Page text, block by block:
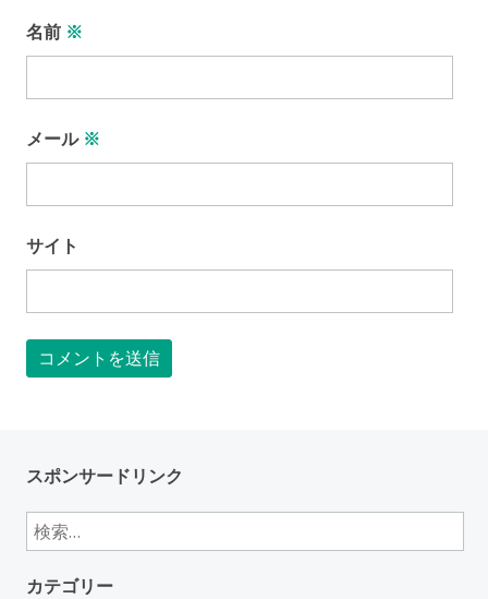
名前 ※
メール ※
サイト
スポンサードリンク
検
索:
カテゴリー